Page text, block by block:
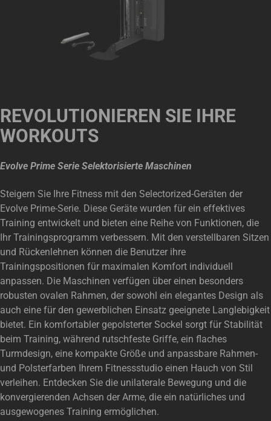
REVOLUTIONIEREN SIE IHRE
WORKOUTS
Evolve Prime Serie Selektorisierte Maschinen
Steigern Sie Ihre Fitness mit den Selectorized-Geräten der
Evolve Prime-Serie. Diese Geräte wurden für ein effektives
Training entwickelt und bieten eine Reihe von Funktionen, die
Ihr Trainingsprogramm verbessern. Mit den verstellbaren Sitzen
und Rückenlehnen können die Benutzer ihre
Trainingspositionen für maximalen Komfort individuell
anpassen. Die Maschinen verfügen über einen besonders
robusten ovalen Rahmen, der sowohl ein elegantes Design als
auch eine für den gewerblichen Einsatz geeignete Langlebigkeit
bietet. Ein komfortabler gepolsterter Sockel sorgt für Stabilität
beim Training, während rutschfeste Griffe, ein flaches
Turmdesign, eine kompakte Größe und anpassbare Rahmen-
und Polsterfarben Ihrem Fitnessstudio einen Hauch von Stil
verleihen. Entdecken Sie die unilaterale Bewegung und die
konvergierenden Achsen der Arme, die ein natürliches und
ausgewogenes Training ermöglichen.